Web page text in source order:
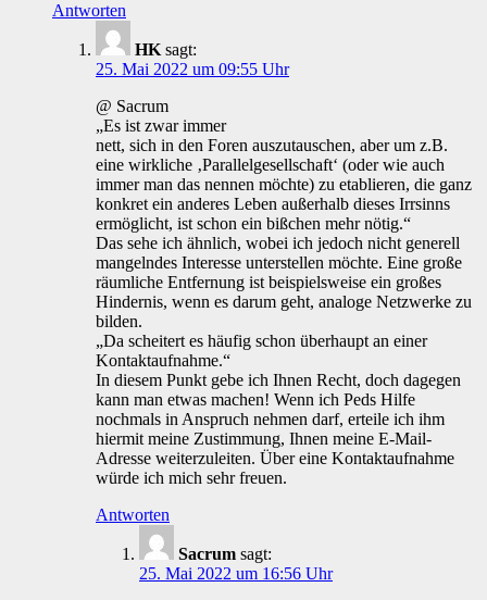
Antworten
HK sagt:
25. Mai 2022 um 09:55 Uhr
@ Sacrum
„Es ist zwar immer
nett, sich in den Foren auszutauschen, aber um z.B.
eine wirkliche ‚Parallelgesellschaft‘ (oder wie auch
immer man das nennen möchte) zu etablieren, die ganz
konkret ein anderes Leben außerhalb dieses Irrsinns
ermöglicht, ist schon ein bißchen mehr nötig.“
Das sehe ich ähnlich, wobei ich jedoch nicht generell
mangelndes Interesse unterstellen möchte. Eine große
räumliche Entfernung ist beispielsweise ein großes
Hindernis, wenn es darum geht, analoge Netzwerke zu
bilden.
„Da scheitert es häufig schon überhaupt an einer
Kontaktaufnahme.“
In diesem Punkt gebe ich Ihnen Recht, doch dagegen
kann man etwas machen! Wenn ich Peds Hilfe
nochmals in Anspruch nehmen darf, erteile ich ihm
hiermit meine Zustimmung, Ihnen meine E-Mail-
Adresse weiterzuleiten. Über eine Kontaktaufnahme
würde ich mich sehr freuen.
Antworten
Sacrum sagt:
25. Mai 2022 um 16:56 Uhr